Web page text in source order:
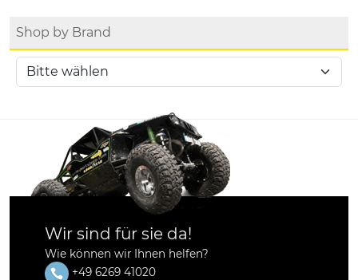
Shop by Brand
Wir sind für sie da!
Wie können wir Ihnen helfen?
+49 6269 41020